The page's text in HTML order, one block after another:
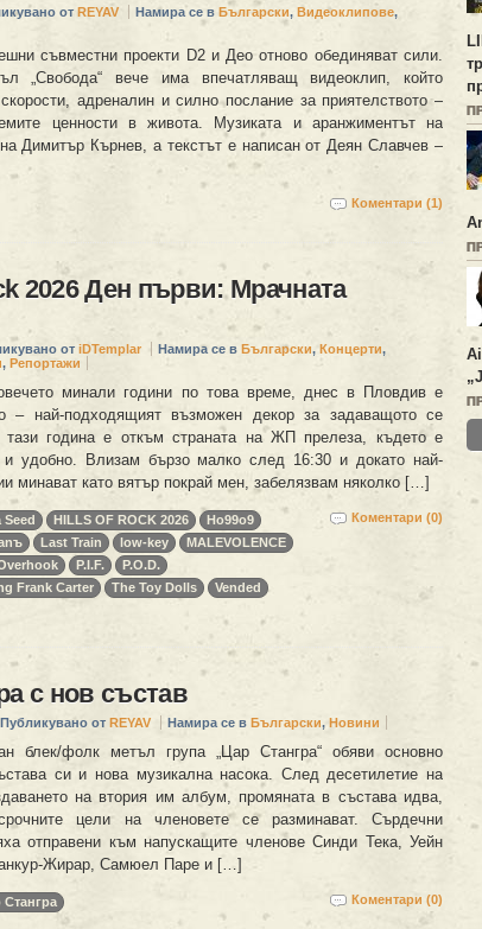
от REYAV Намира се в Български, Видеоклипове,
съвместни проекти D2 и Део отново обединяват сили.
„Свобода“ вече има впечатляващ видеоклип, който
адреналин и силно послание за приятелството –
ценности в живота. Музиката и аранжиментът на
Димитър Кърнев, а текстът е написан от Деян Славчев –
Коментари (1)
2026 Ден първи: Мрачната
от iDTemplar Намира се в Български, Концерти,
, Репортажи
минали години по това време, днес в Пловдив е
– най-подходящият възможен декор за задаващото се
тази година е откъм страната на ЖП прелеза, където е
и удобно. Влизам бързо малко след 16:30 и докато най-
минават като вятър покрай мен, забелязвам няколко […]
Коментари (0)
Seed HILLS OF ROCK 2026
Ho99o9
Last Train low-key
MALEVOLENCE
P.I.F.
P.O.D.
Frank Carter
The Toy Dolls
Vended
с нов състав
Публикувано от REYAV Намира се в Български, Новини
блек/фолк метъл група „Цар Стангра“ обяви основно
си и нова музикална насока. След десетилетие на
на втория им албум, промяната в състава идва,
цели на членовете се разминават. Сърдечни
отправени към напускащите членове Синди Тека, Уейн
Жирар, Самюел Паре и […]
Коментари (0)
Стангра